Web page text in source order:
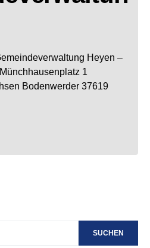
Heyen –
Münchhausenplatz 1
Bodenwerder 37619
SUCHEN